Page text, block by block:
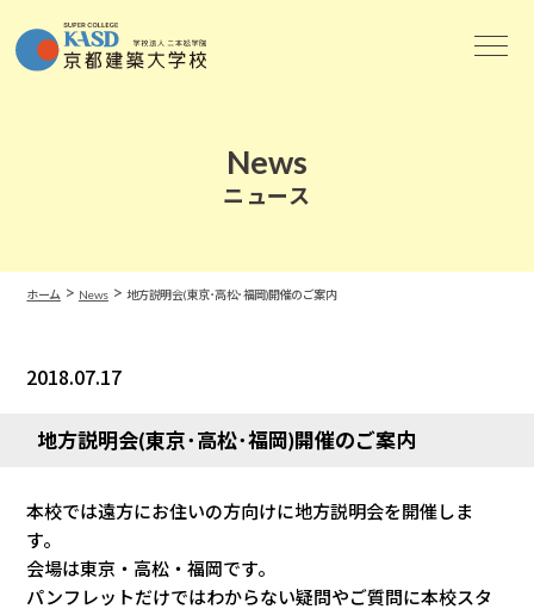
News
ニュース
ホーム > News> 地方説明会(東京･高松･福岡)開催のご案内
2018.07.17
地方説明会(東京･高松･福岡)開催のご案内
本校では遠方にお住いの方向けに地方説明会を開催しま
す。
会場は東京・高松・福岡です。
パンフレットだけではわからない疑問やご質問に本校スタ